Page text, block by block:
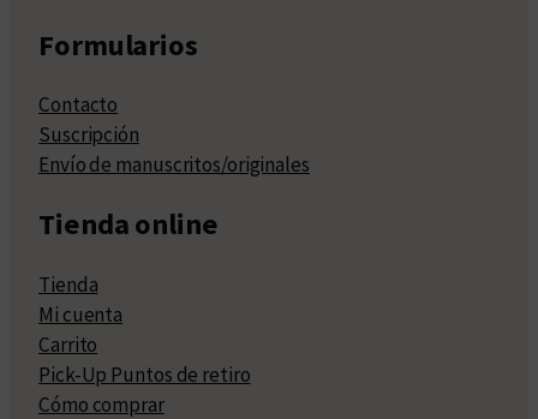
Formularios
Contacto
Suscripción
Envío de manuscritos/originales
Tienda online
Tienda
Mi cuenta
Carrito
Pick-Up Puntos de retiro
Cómo comprar